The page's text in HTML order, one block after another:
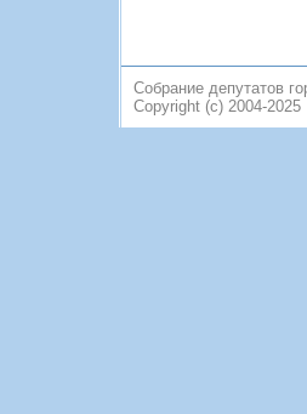
Собрание депутатов
Copyright (c) 2004-2025